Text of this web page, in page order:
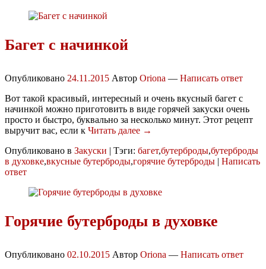
Багет с начинкой
Опубликовано 24.11.2015 Автор Oriona — Написать ответ
Вот такой красивый, интересный и очень вкусный багет с
начинкой можно приготовить в виде горячей закуски очень
просто и быстро, буквально за несколько минут. Этот рецепт
выручит вас, если к Читать далее →
Опубликовано в Закуски | Тэги: багет,бутерброды,бутерброды
в духовке,вкусные бутерброды,горячие бутерброды | Написать
ответ
Горячие бутерброды в духовке
Опубликовано 02.10.2015 Автор Oriona — Написать ответ